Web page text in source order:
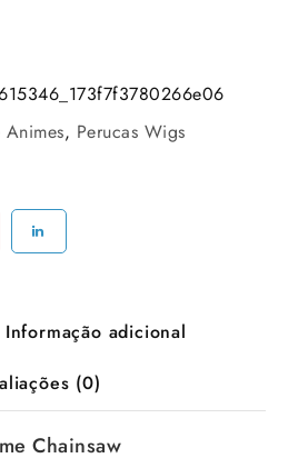
, Perucas Wigs
Informação adicional
(0)
Chainsaw